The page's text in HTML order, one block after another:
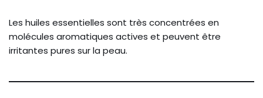
Les huiles essentielles sont très concentrées en
molécules aromatiques actives et peuvent être
irritantes pures sur la peau.